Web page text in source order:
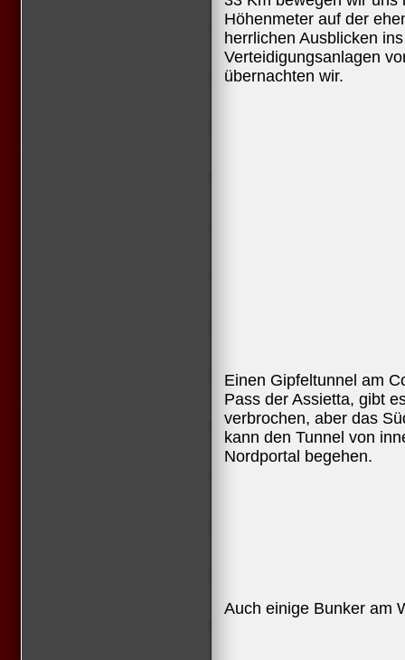
Höhenmeter auf der
herrlichen Ausblicken
Verteidigungsanlagen
übernachten wir.
Einen Gipfeltunnel am
Pass der Assietta, gibt
verbrochen, aber das
kann den Tunnel von
Nordportal begehen.
Auch einige Bunker am